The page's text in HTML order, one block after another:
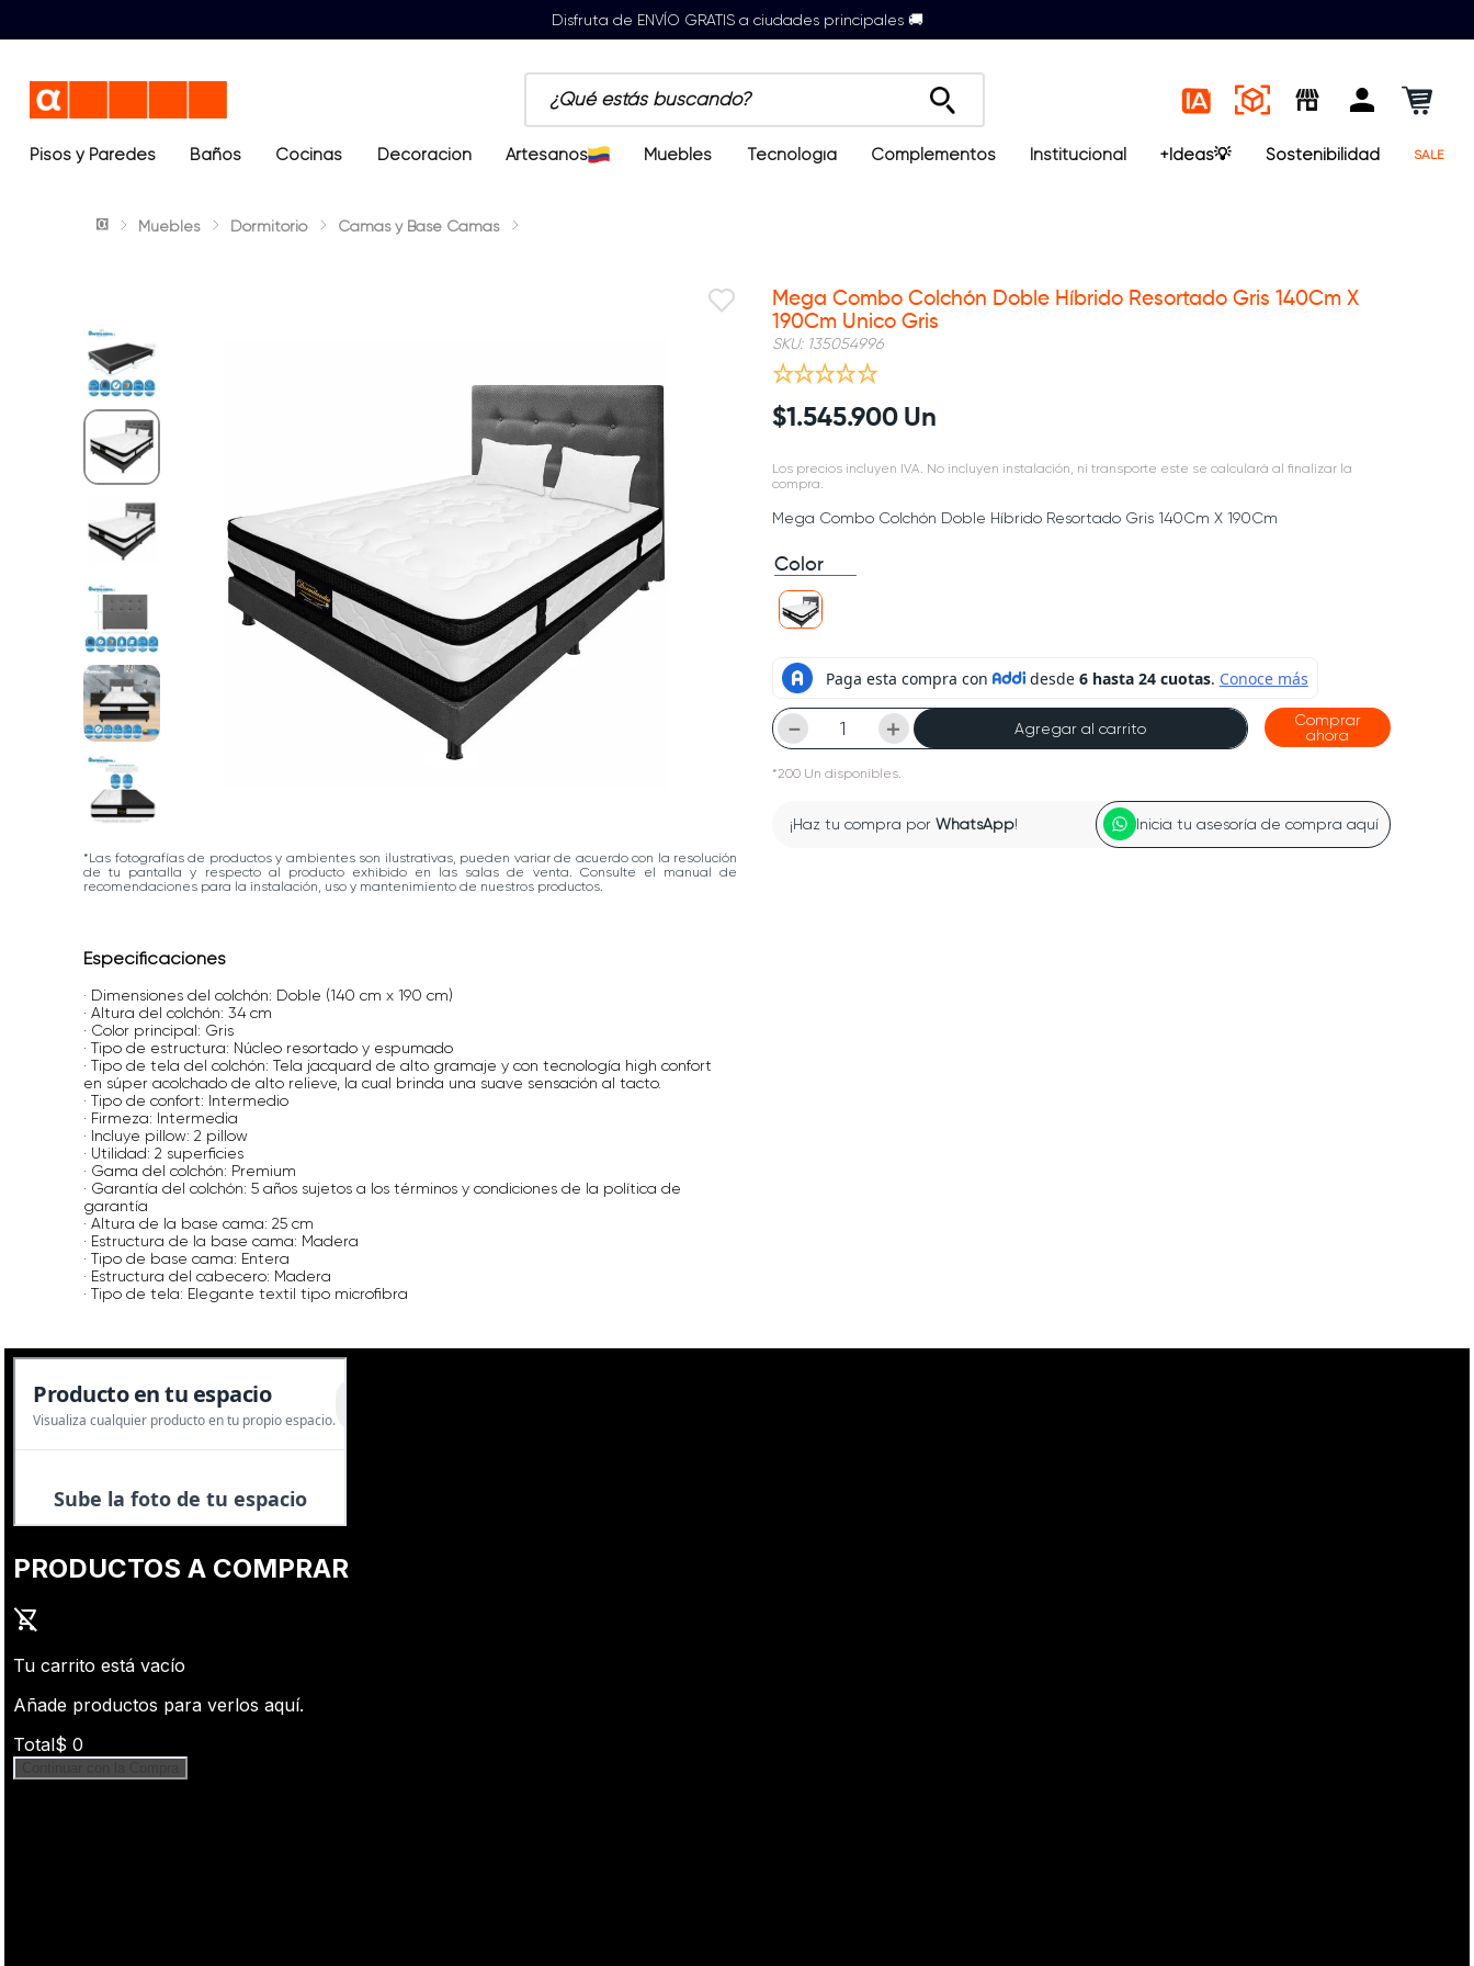
Disfruta de ENVÍO GRATIS a ciudades principales 🚚
¿Qué estás buscando?
Términos más buscados
2. sanitario
Pisos y Paredes Baños Cocinas Decoración Artesanos Muebles Tecnología Complementos Institucional +Ideas💡 Sostenibilidad SALE
Muebles Dormitorio Camas y Base Camas
*Las fotografías de productos y ambientes son ilustrativas, pueden variar de acuerdo con la resolución
de tu pantalla y respecto al producto exhibido en las salas de venta. Consulte el manual de
recomendaciones para la instalación, uso y mantenimiento de nuestros productos.
Especificaciones
· Dimensiones del colchón: Doble (140 cm x 190 cm)
· Altura del colchón: 34 cm
· Color principal: Gris
· Tipo de estructura: Núcleo resortado y espumado
· Tipo de tela del colchón: Tela jacquard de alto gramaje y con tecnología high confort
en súper acolchado de alto relieve, la cual brinda una suave sensación al tacto.
· Tipo de confort: Intermedio
· Firmeza: Intermedia
· Incluye pillow: 2 pillow
· Utilidad: 2 superficies
· Gama del colchón: Premium
· Garantía del colchón: 5 años sujetos a los términos y condiciones de la política de
garantía
· Altura de la base cama: 25 cm
· Estructura de la base cama: Madera
· Tipo de base cama: Entera
· Estructura del cabecero: Madera
· Tipo de tela: Elegante textil tipo microfibra
Mega Combo Colchón Doble Híbrido Resortado Gris 140Cm X
190Cm Unico Gris
SKU: 135054996
$1 .545.900 Un
Los precios incluyen IVA. No incluyen instalación, ni transporte este se calculará al finalizar la
compra.
Mega Combo Colchón Doble Híbrido Resortado Gris 140Cm X 190Cm
Color
＋
－ Agregar al carrito
*200 Un disponibles.
Comprar
ahora
¡Haz tu compra por WhatsApp! Inicia tu asesoría de compra aquí